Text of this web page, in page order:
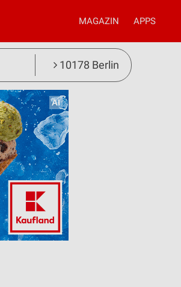
MAGAZIN APPS
10178 Berlin